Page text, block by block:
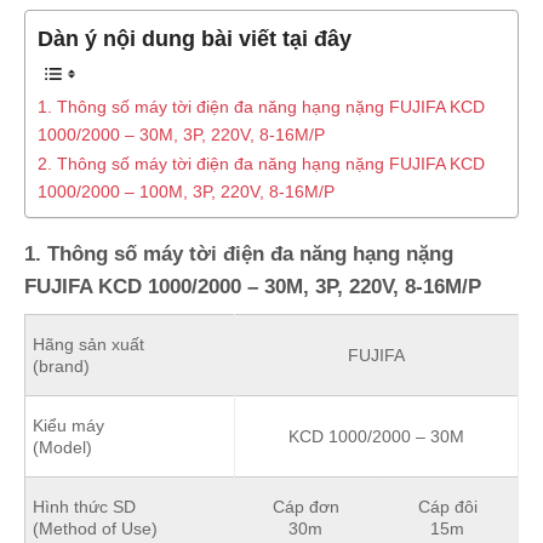
Dàn ý nội dung bài viết tại đây
1. Thông số máy tời điện đa năng hạng nặng FUJIFA KCD
1000/2000 – 30M, 3P, 220V, 8-16M/P
2. Thông số máy tời điện đa năng hạng nặng FUJIFA KCD
1000/2000 – 100M, 3P, 220V, 8-16M/P
1. Thông số máy tời điện đa năng hạng nặng
FUJIFA KCD 1000/2000 – 30M, 3P, 220V, 8-16M/P
Hãng sản xuất
(brand)
FUJIFA
Kiểu máy
(Model)
KCD 1000/2000 – 30M
Hình thức SD
(Method of Use)
Cáp đơn
30m
Cáp đôi
15m